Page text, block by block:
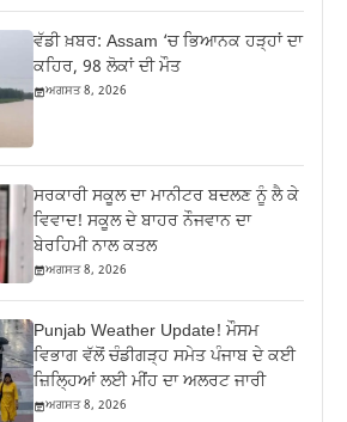
ਵੱਡੀ ਖ਼ਬਰ: Assam ‘ਚ ਭਿਆਨਕ ਹੜ੍ਹਾਂ ਦਾ
ਕਹਿਰ, 98 ਲੋਕਾਂ ਦੀ ਮੌਤ
ਅਗਸਤ 8, 2026
ਸਰਕਾਰੀ ਸਕੂਲ ਦਾ ਮਾਨੀਟਰ ਬਦਲਣ ਨੂੰ ਲੈ ਕੇ
ਵਿਵਾਦ! ਸਕੂਲ ਦੇ ਬਾਹਰ ਨੌਜਵਾਨ ਦਾ
ਬੇਰਹਿਮੀ ਨਾਲ ਕਤਲ
ਅਗਸਤ 8, 2026
Punjab Weather Update! ਮੌਸਮ
ਵਿਭਾਗ ਵੱਲੋਂ ਚੰਡੀਗੜ੍ਹ ਸਮੇਤ ਪੰਜਾਬ ਦੇ ਕਈ
ਜ਼ਿਲ੍ਹਿਆਂ ਲਈ ਮੀਂਹ ਦਾ ਅਲਰਟ ਜਾਰੀ
ਅਗਸਤ 8, 2026